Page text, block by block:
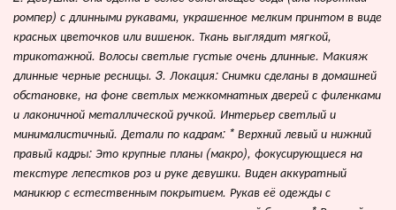
ромпер) с длинными рукавами, украшенное мелким принтом в виде
красных цветочков или вишенок. Ткань выглядит мягкой,
трикотажной. Волосы светлые густые очень длинные. Макияж
длинные черные ресницы. 3. Локация: Снимки сделаны в домашней
обстановке, на фоне светлых межкомнатных дверей с филенками
и лаконичной металлической ручкой. Интерьер светлый и
минималистичный. Детали по кадрам: * Верхний левый и нижний
правый кадры: Это крупные планы (макро), фокусирующиеся на
текстуре лепестков роз и руке девушки. Виден аккуратный
маникюр с естественным покрытием. Рукав её одежды с